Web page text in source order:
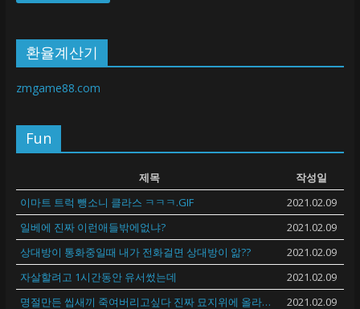
환율계산기
zmgame88.com
Fun
제목
작성일
이마트 트럭 뺑소니 클라스 ㅋㅋㅋ.GIF
2021.02.09
일베에 진짜 이런애들밖에없냐?
2021.02.09
상대방이 통화중일때 내가 전화걸면 상대방이 앎??
2021.02.09
자살할려고 1시간동안 유서썼는데
2021.02.09
명절만든 씹새끼 죽여버리고싶다 진짜 묘지위에 올라가서 탭댄스 추면서 오줌싸고싶다
2021.02.09